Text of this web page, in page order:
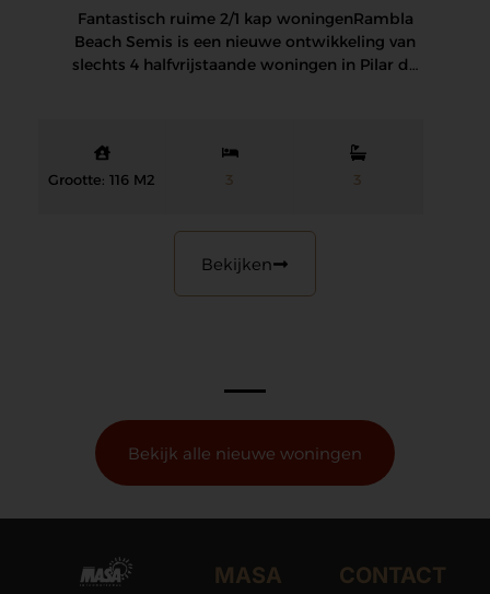
Fantastisch ruime 2/1 kap woningen Rambla
Beach Semis is een nieuwe ontwikkeling van
slechts 4 halfvrijstaande woningen in Pilar de
Grootte: 116 M2 3 3
Bekijken
Bekijk alle nieuwe woningen
MASA CONTACT